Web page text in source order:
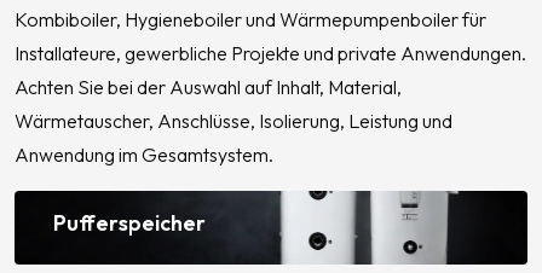
Kombiboiler, Hygieneboiler und Wärmepumpenboiler für
Installateure, gewerbliche Projekte und private Anwendungen.
Achten Sie bei der Auswahl auf Inhalt, Material,
Wärmetauscher, Anschlüsse, Isolierung, Leistung und
Anwendung im Gesamtsystem.
Pufferspeicher